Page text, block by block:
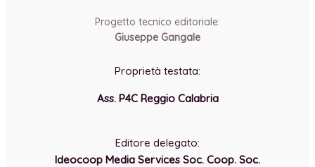
Progetto tecnico editoriale:
Giuseppe Gangale
Proprietà testata:
Ass. P4C Reggio Calabria
Editore delegato:
Ideocoop Media Services Soc. Coop. Soc.